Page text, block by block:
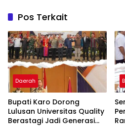
Pos Terkait
Daerah
Bupati Karo Dorong
Lulusan Universitas Quality
Berastagi Jadi Generasi